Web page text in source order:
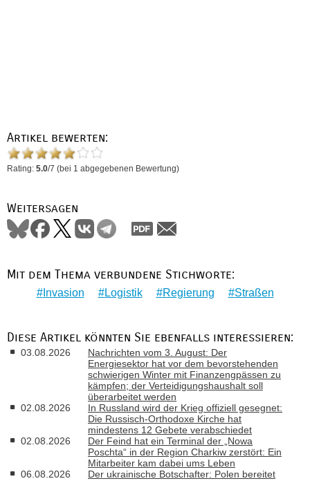
Artikel bewerten:
Rating: 5.0/7 (bei 1 abgegebenen Bewertung)
Weitersagen
Mit dem Thema verbundene Stichworte:
Invasion Logistik Regierung Straßen
Diese Artikel könnten Sie ebenfalls interessieren:
03.08.2026
Nachrichten vom 3. August: Der
Energiesektor hat vor dem bevorstehenden
schwierigen Winter mit Finanzengpässen zu
kämpfen; der Verteidigungshaushalt soll
überarbeitet werden
02.08.2026
In Russland wird der Krieg offiziell gesegnet:
Die Russisch-Orthodoxe Kirche hat
mindestens 12 Gebete verabschiedet
02.08.2026
Der Feind hat ein Terminal der „Nowa
Poschta“ in der Region Charkiw zerstört: Ein
Mitarbeiter kam dabei ums Leben
06.08.2026
Der ukrainische Botschafter: Polen bereitet